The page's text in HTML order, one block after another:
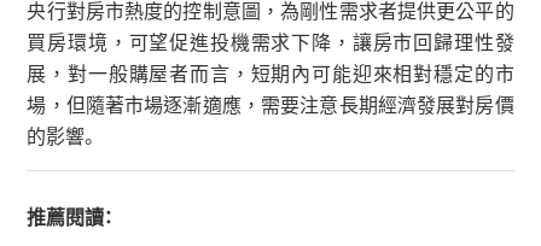
央行對房市熱度的控制意圖，為剛性需求者提供更公平的
買房環境，可望促進投機需求下降，讓房市回歸理性發
展，對一般購屋者而言，短期內可能迎來相對穩定的市
場，但隨著市場逐漸適應，需要注意長期經濟發展對房價
的影響。
推薦閱讀：